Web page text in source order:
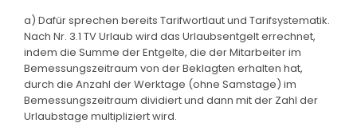
a) Dafür sprechen bereits Tarifwortlaut und Tarifsystematik.
Nach Nr. 3.1 TV Urlaub wird das Urlaubsentgelt errechnet,
indem die Summe der Entgelte, die der Mitarbeiter im
Bemessungszeitraum von der Beklagten erhalten hat,
durch die Anzahl der Werktage (ohne Samstage) im
Bemessungszeitraum dividiert und dann mit der Zahl der
Urlaubstage multipliziert wird.